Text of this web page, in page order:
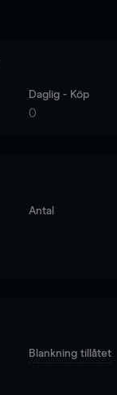
Daglig - Köp
0
Antal
Blankning tillåtet